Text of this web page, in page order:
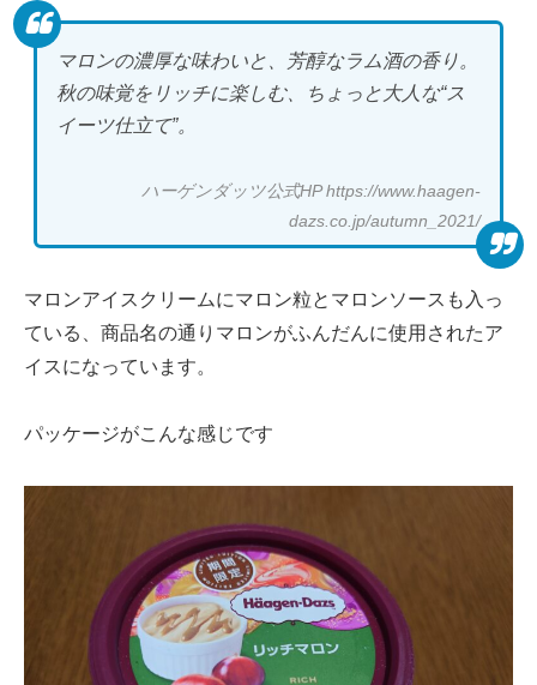
マロンの濃厚な味わいと、芳醇なラム酒の香り。
秋の味覚をリッチに楽しむ、ちょっと大人な“ス
イーツ仕立て”。
ハーゲンダッツ公式HP https://www.haagen-
dazs.co.jp/autumn_2021/
マロンアイスクリームにマロン粒とマロンソースも入っ
ている、商品名の通りマロンがふんだんに使用されたア
イスになっています。
パッケージがこんな感じです